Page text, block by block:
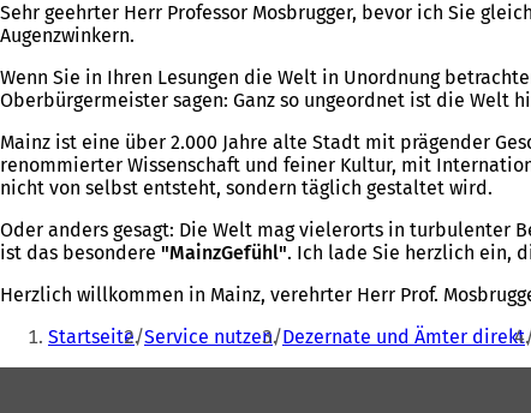
Sehr geehrter Herr Professor Mosbrugger, bevor ich Sie
Augenzwinkern.
Wenn Sie in Ihren Lesungen die Welt in Unordnung
Oberbürgermeister sagen: Ganz so ungeordnet ist die Welt
Mainz ist eine über 2.000 Jahre alte Stadt mit prägender
renommierter Wissenschaft und feiner Kultur, mit
nicht von selbst entsteht, sondern täglich gestaltet wird.
Oder anders gesagt: Die Welt mag vielerorts in turbulenter
ist das besondere "MainzGefühl". Ich lade Sie herzlich ein,
Herzlich willkommen in Mainz, verehrter Herr Prof.
Sie
befinden
Startseite Service nutzen Dezernate und Ämter direkt